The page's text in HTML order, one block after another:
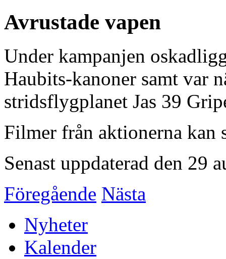
Avrustade vapen
Under kampanjen
Haubits-kanoner samt var
stridsflygplanet Jas 39
Filmer från aktionerna kan
Senast uppdaterad den 29
Föregående Nästa
Nyheter
Kalender